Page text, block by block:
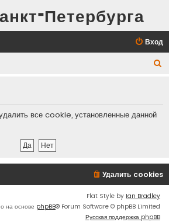
Петербурга
Вход
с
все cookie, установленные данной
Удалить cookies
Flat Style by Ian Bradley
на основе phpBB® Forum Software © phpBB Limited
Русская поддержка phpBB